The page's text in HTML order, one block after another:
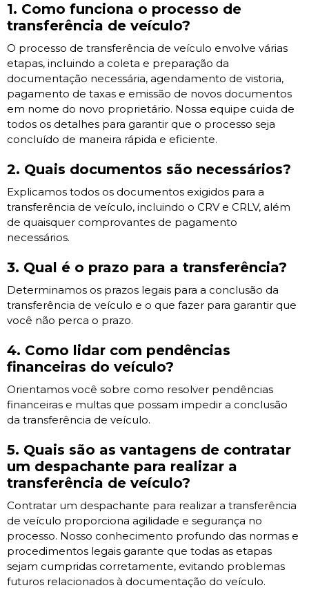
1. Como funciona o processo de
transferência de veículo?
O processo de transferência de veículo envolve várias
etapas, incluindo a coleta e preparação da
documentação necessária, agendamento de vistoria,
pagamento de taxas e emissão de novos documentos
em nome do novo proprietário. Nossa equipe cuida de
todos os detalhes para garantir que o processo seja
concluído de maneira rápida e eficiente.
2. Quais documentos são necessários?
Explicamos todos os documentos exigidos para a
transferência de veículo, incluindo o CRV e CRLV, além
de quaisquer comprovantes de pagamento
necessários.
3. Qual é o prazo para a transferência?
Determinamos os prazos legais para a conclusão da
transferência de veículo e o que fazer para garantir que
você não perca o prazo.
4. Como lidar com pendências
financeiras do veículo?
Orientamos você sobre como resolver pendências
financeiras e multas que possam impedir a conclusão
da transferência de veículo.
5. Quais são as vantagens de contratar
um despachante para realizar a
transferência de veículo?
Contratar um despachante para realizar a transferência
de veículo proporciona agilidade e segurança no
processo. Nosso conhecimento profundo das normas e
procedimentos legais garante que todas as etapas
sejam cumpridas corretamente, evitando problemas
futuros relacionados à documentação do veículo.